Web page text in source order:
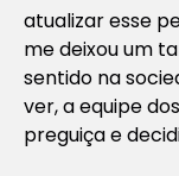
atualizar esse
me deixou um
sentido na
ver, a equipe
preguiça e